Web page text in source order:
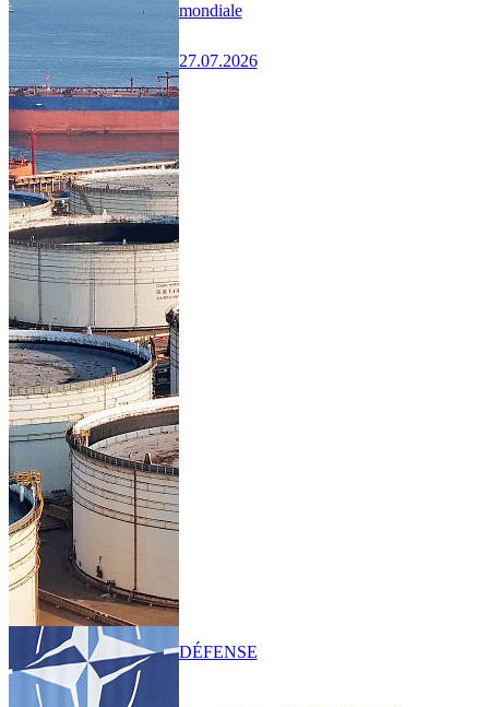
mondiale
27.07.2026
DÉFENSE